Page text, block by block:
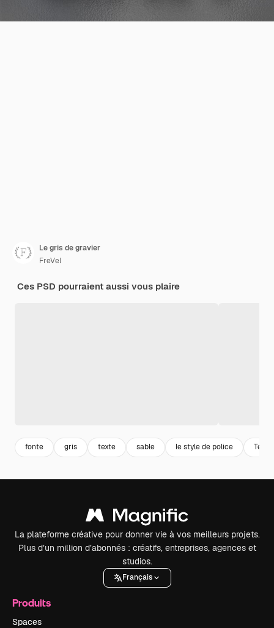
Le gris de gravier
FreVel
Ces PSD pourraient aussi vous plaire
fonte gris texte sable le style de police Texte
La plateforme créative pour donner vie à vos meilleurs projets.
Plus d’un million d’abonnés : créatifs, entreprises, agences et
studios.
Français
Produits
Spaces